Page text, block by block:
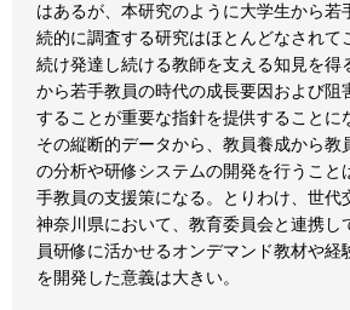
はあるが、本研究のように大学生から若
続的に調査する研究はほとんどなされて
続け発達し続ける教師を支える知見を得
から若手教員の時代の成長要因および阻
することが重要な指針を提供することに
その縦断的データから、教員養成から教
の分析や研修システムの開発を行うこと
手教員の支援策になる。とりわけ、世代
神奈川県において、教育委員会と連携し
員研修に活かせるオンデマンド教材や経
を開発した意義は大きい。